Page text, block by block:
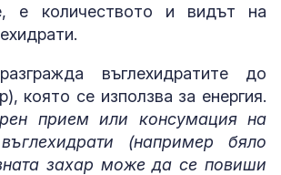
е количеството и видът на
въглехидратите до
която се използва за енергия.
прием или консумация на
(например бяло
захар може да се повиши